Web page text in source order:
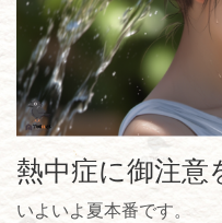
熱中症に御注意
いよいよ夏本番です。